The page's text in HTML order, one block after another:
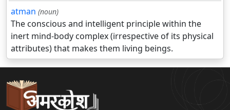
atman (noun)
The conscious and intelligent principle within the
inert mind-body complex (irrespective of its physical
attributes) that makes them living beings.